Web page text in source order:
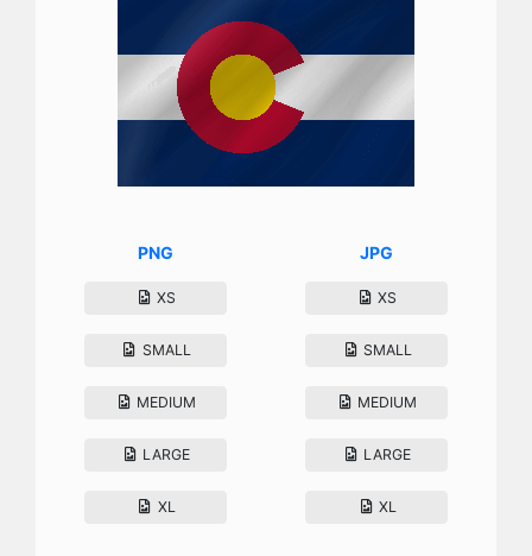
PNG
XS
SMALL
MEDIUM
LARGE
XL
JPG
XS
SMALL
MEDIUM
LARGE
XL